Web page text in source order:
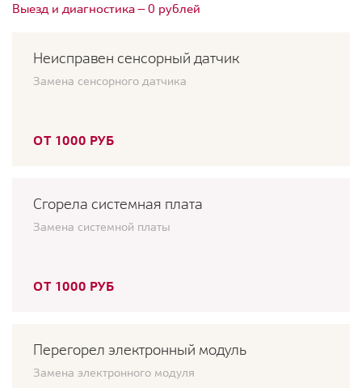
Выезд и диагностика — 0 рублей
Неисправен сенсорный датчик
Замена сенсорного датчика
ОТ 1000 РУБ
Сгорела системная плата
Замена системной платы
ОТ 1000 РУБ
Перегорел электронный модуль
Замена электронного модуля